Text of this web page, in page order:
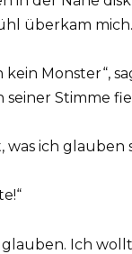
überkam mich.
kein Monster“,
seiner Stimme
was ich glauben
Ich